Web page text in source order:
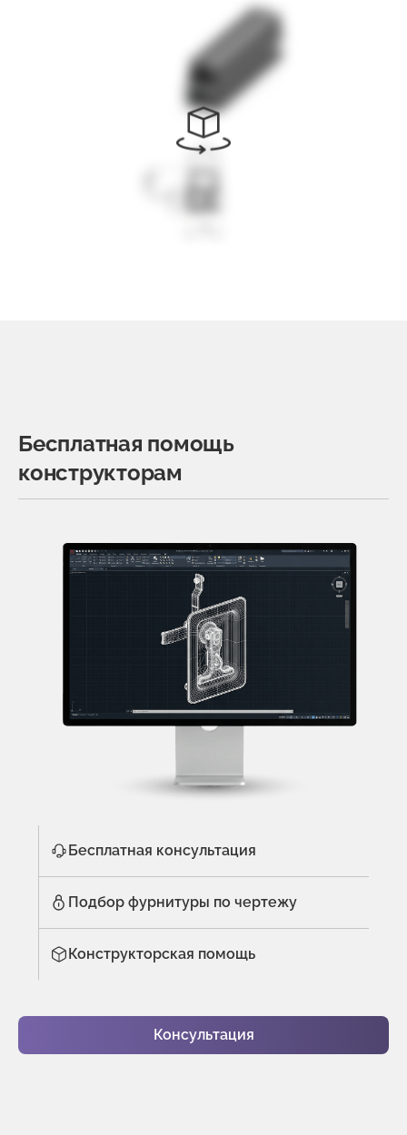
Бесплатная помощь
конструкторам
Бесплатная консультация
Подбор фурнитуры по чертежу
Конструкторская помощь
Консультация